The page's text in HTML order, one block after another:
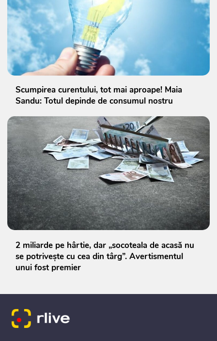
Scumpirea curentului, tot mai aproape! Maia
Sandu: Totul depinde de consumul nostru
2 miliarde pe hârtie, dar „socoteala de acasă nu
se potrivește cu cea din târg”. Avertismentul
unui fost premier